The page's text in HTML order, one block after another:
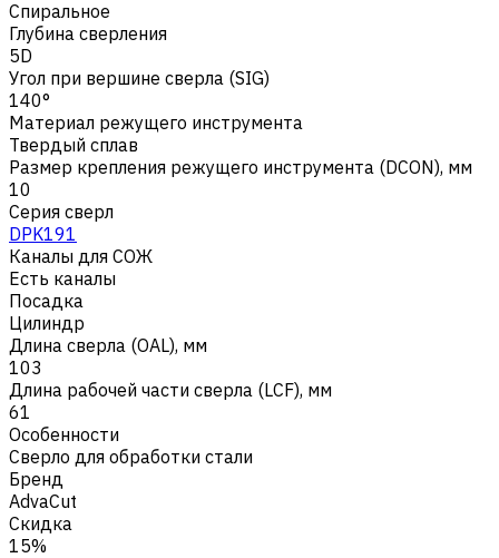
Спиральное
Глубина сверления
5D
Угол при вершине сверла (SIG)
140°
Материал режущего инструмента
Твердый сплав
Размер крепления режущего инструмента (DCON), мм
10
Серия сверл
DPK191
Каналы для СОЖ
Есть каналы
Посадка
Цилиндр
Длина сверла (OAL), мм
103
Длина рабочей части сверла (LCF), мм
61
Особенности
Сверло для обработки стали
Бренд
AdvaCut
Скидка
15%